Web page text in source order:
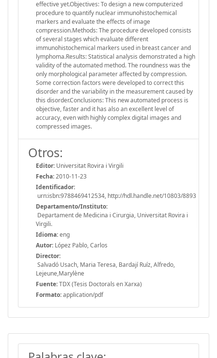
effective yet.Objectives: To design a new computerized
procedure to quantify nuclear immunohistochemical
markers and evaluate the effects of image
compression.Methods: The procedure developed consists
of several stages which evaluate different
immunohistochemical markers used in breast cancer and
lymphoma.Results: Statistical analysis demonstrated a high
validity of the automated method. The roundness was the
only morphological parameter affected by compression.
Some correction factors were developed to correct this
disorder and the variability in the measurement caused by
this disorder.Conclusions: This new automated process is
objective, faster and it has also an excellent level of
accuracy, even with highly complex digital images and
compressed images.
Otros:
Editor: Universitat Rovira i Virgili
Fecha:2010-11-23
Identificador:
urn:isbn:9788469412534, http://hdl.handle.net/10803/8893
Departamento/Instituto:
Departament de Medicina i Cirurgia, Universitat Rovira i
Virgili.
Idioma:eng
Autor: López Pablo, Carlos
Director:
Salvadó Usach, Maria Teresa, Bardají Ruíz, Alfredo,
Lejeune,Marylène
Fuente:TDX (Tesis Doctorals en Xarxa)
Formato:application/pdf